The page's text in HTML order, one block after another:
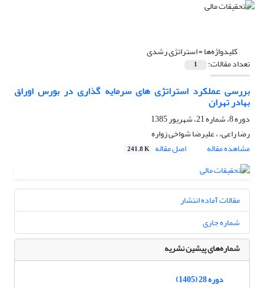
کلیدواژه‌ها =استراتژی رشدی
تعداد مقالات: 1
بررسی عملکرد استراتژی های سرمایه گذاری در بورس اوراق
بهادر تهران
دوره 8، شماره 21، شهریور 1385
رضا راعی، ، علیرضا شواخی زواره
مشاهده مقاله
اصل مقاله 241.8 K
مقالات آماده انتشار
شماره جاری
شماره‌های پیشین نشریه
دوره 28 (1405)